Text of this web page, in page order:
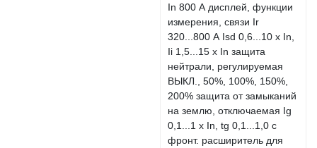
In 800 А дисплей, функции
измерения, связи Ir
320...800 А Isd 0,6...10 x In,
Ii 1,5...15 x In защита
нейтрали, регулируемая
ВЫКЛ., 50%, 100%, 150%,
200% защита от замыканий
на землю, отключаемая Ig
0,1...1 x In, tg 0,1...1,0 с
фронт. расширитель для